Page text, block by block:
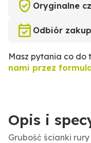
Oryginalne
Odbiór
Masz pytania co do
nami przez
Opis i
Grubość ścianki rury